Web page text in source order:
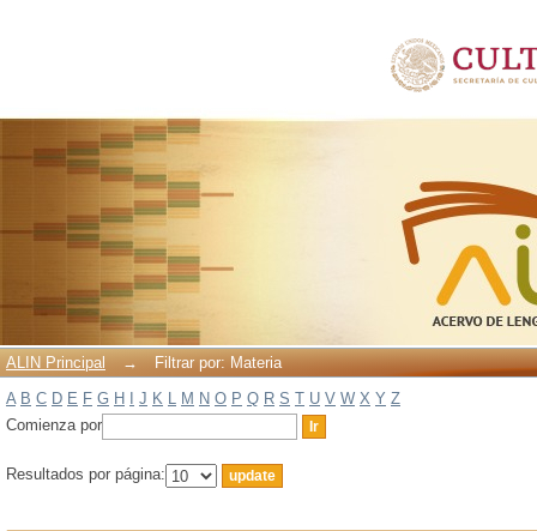
ALIN Principal →
Filtrar por: Materia
A B C D E F G H J K L M N O P Q R S T U V W X Y Z
Comienza por
Resultados por página: